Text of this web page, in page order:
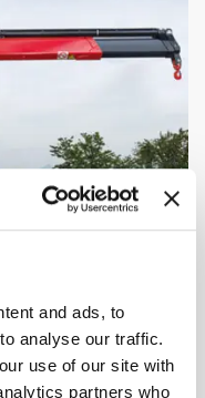
and ads, to
analyse our traffic.
use of our site with
partners who